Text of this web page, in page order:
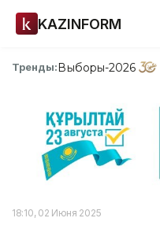
KAZINFORM
Тренды:Выборы-2026
18:10, 02 Июня 2025